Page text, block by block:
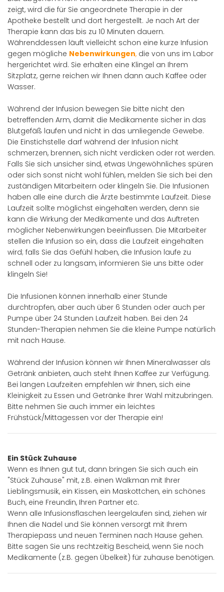
zeigt, wird die für Sie angeordnete Therapie in der
Apotheke bestellt und dort hergestellt. Je nach Art der
Therapie kann das bis zu 10 Minuten dauern.
Währenddessen läuft vielleicht schon eine kurze Infusion
gegen mögliche Nebenwirkungen, die von uns im Labor
hergerichtet wird. Sie erhalten eine Klingel an Ihrem
Sitzplatz, gerne reichen wir Ihnen dann auch Kaffee oder
Wasser.
Während der Infusion bewegen Sie bitte nicht den
betreffenden Arm, damit die Medikamente sicher in das
Blutgefäß laufen und nicht in das umliegende Gewebe.
Die Einstichstelle darf während der Infusion nicht
schmerzen, brennen, sich nicht verdicken oder rot werden.
Falls Sie sich unsicher sind, etwas Ungewöhnliches spüren
oder sich sonst nicht wohl fühlen, melden Sie sich bei den
zuständigen Mitarbeitern oder klingeln Sie. Die Infusionen
haben alle eine durch die Ärzte bestimmte Laufzeit. Diese
Laufzeit sollte möglichst eingehalten werden, denn sie
kann die Wirkung der Medikamente und das Auftreten
möglicher Nebenwirkungen beeinflussen. Die Mitarbeiter
stellen die Infusion so ein, dass die Laufzeit eingehalten
wird; falls Sie das Gefühl haben, die Infusion laufe zu
schnell oder zu langsam, informieren Sie uns bitte oder
klingeln Sie!
Die Infusionen können innerhalb einer Stunde
durchtropfen, aber auch über 6 Stunden oder auch per
Pumpe über 24 Stunden Laufzeit haben. Bei den 24
Stunden-Therapien nehmen Sie die kleine Pumpe natürlich
mit nach Hause.
Während der Infusion können wir Ihnen Mineralwasser als
Getränk anbieten, auch steht Ihnen Kaffee zur Verfügung.
Bei langen Laufzeiten empfehlen wir Ihnen, sich eine
Kleinigkeit zu Essen und Getränke Ihrer Wahl mitzubringen.
Bitte nehmen Sie auch immer ein leichtes
Frühstück/Mittagessen vor der Therapie ein!
Ein Stück Zuhause
Wenn es Ihnen gut tut, dann bringen Sie sich auch ein
"Stück Zuhause" mit, z.B. einen Walkman mit Ihrer
Lieblingsmusik, ein Kissen, ein Maskottchen, ein schönes
Buch, eine Freundin, Ihren Partner etc.
Wenn alle Infusionsflaschen leergelaufen sind, ziehen wir
Ihnen die Nadel und Sie können versorgt mit Ihrem
Therapiepass und neuen Terminen nach Hause gehen.
Bitte sagen Sie uns rechtzeitig Bescheid, wenn Sie noch
Medikamente (z.B. gegen Übelkeit) für zuhause benötigen.